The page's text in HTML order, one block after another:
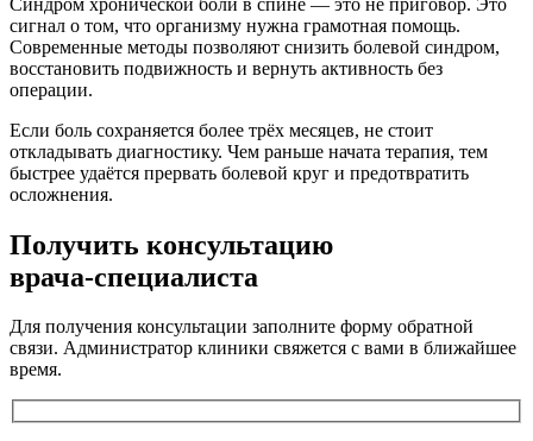
сигнал о том, что организму нужна грамотная помощь.
Современные методы позволяют снизить болевой синдром,
восстановить подвижность и вернуть активность без
операции.
Если боль сохраняется более трёх месяцев, не стоит
откладывать диагностику. Чем раньше начата терапия, тем
быстрее удаётся прервать болевой круг и предотвратить
осложнения.
Получить консультацию
врача-специалиста
Для получения консультации заполните форму обратной
связи. Администратор клиники свяжется с вами в ближайшее
время.